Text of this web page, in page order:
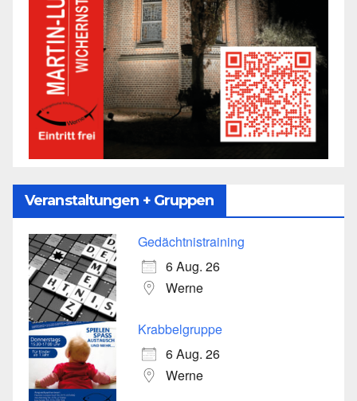
Veranstaltungen + Gruppen
Gedächtnistraining
6 Aug. 26
Werne
Krabbelgruppe
6 Aug. 26
Werne